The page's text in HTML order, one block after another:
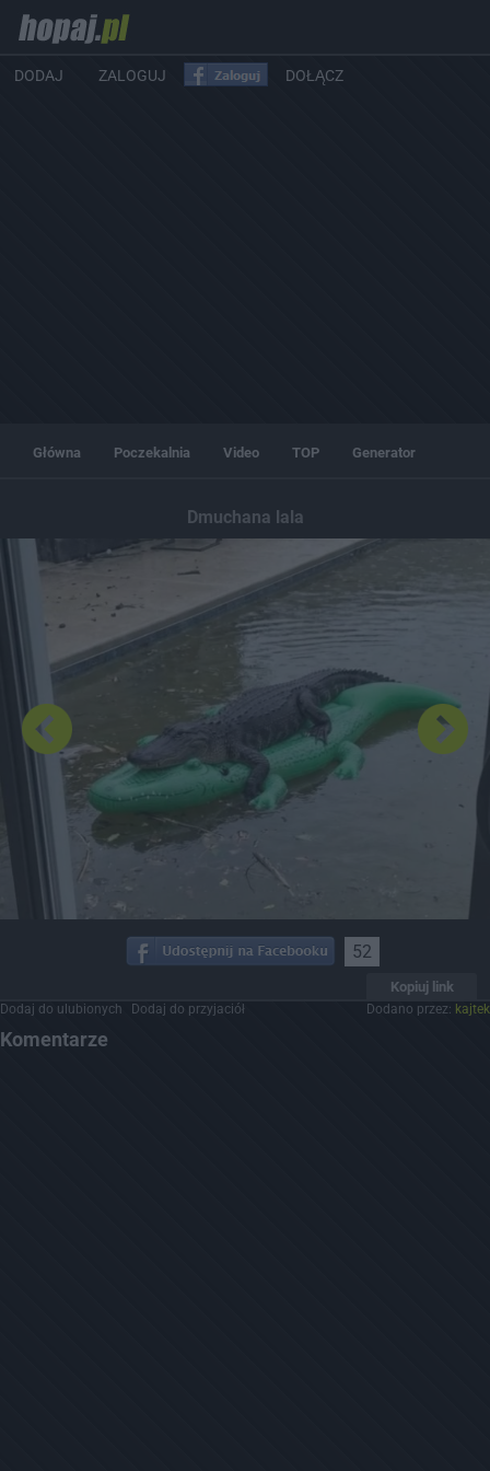
DODAJ ZALOGUJ DOŁĄCZ
Główna Poczekalnia Video TOP Generator
Dmuchana lala
52
Kopiuj link
Dodaj do ulubionych Dodaj do przyjaciół Dodano przez: kajtek
Komentarze